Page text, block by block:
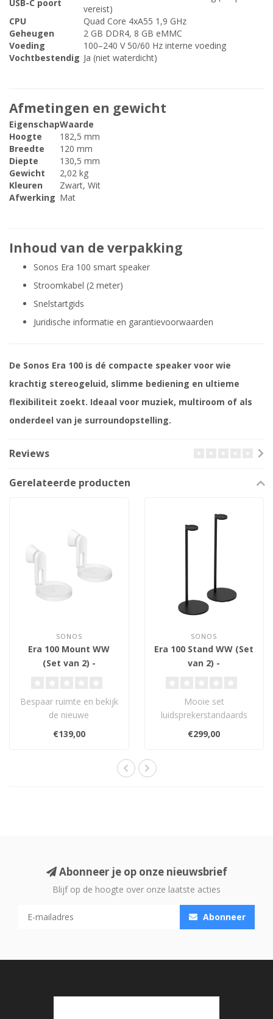
USB-C poort
vereist)
CPU
Quad Core 4xA55 1,9 GHz
Geheugen
2 GB DDR4, 8 GB eMMC
Voeding
100–240 V 50/60 Hz interne voeding
Vochtbestendig Ja (niet waterdicht)
Afmetingen en gewicht
EigenschapWaarde
Hoogte
182,5 mm
Breedte
120 mm
Diepte
130,5 mm
Gewicht
2,02 kg
Kleuren
Zwart, Wit
Afwerking Mat
Inhoud van de verpakking
Sonos Era 100 smart speaker
Stroomkabel (2 meter)
Snelstartgids
Juridische informatie en garantievoorwaarden
De Sonos Era 100 is dé compacte speaker voor wie
krachtig stereogeluid, slimme bediening en ultieme
flexibiliteit zoekt. Ideaal voor muziek, multiroom of als
onderdeel van je surroundopstelling.
Reviews
Gerelateerde producten
SONOS
Era 100 Mount WW
(Set van 2) -
Bespaar ruimte en bekijk
de nieuwe
montagemogelijkheden
voor de Era 100 luidspre..
€139,00
SONOS
Era 100 Stand WW (Set
van 2) -
Mooie set
luidsprekerstandaards
voor de Sonos Era 100.
€299,00
Abonneer je op onze nieuwsbrief
Blijf op de hoogte over onze laatste acties
Abonneer